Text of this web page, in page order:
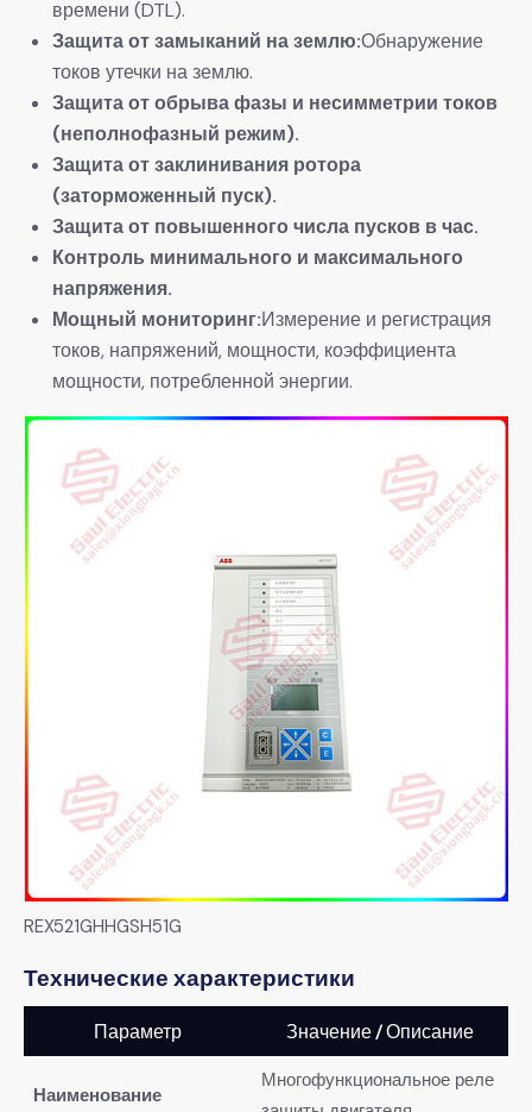
времени (DTL).
Защита от замыканий на землю:Обнаружение
токов утечки на землю.
Защита от обрыва фазы и несимметрии токов
(неполнофазный режим).
Защита от заклинивания ротора
(заторможенный пуск).
Защита от повышенного числа пусков в час.
Контроль минимального и максимального
напряжения.
Мощный мониторинг:Измерение и регистрация
токов, напряжений, мощности, коэффициента
мощности, потребленной энергии.
REX521GHHGSH51G
Технические характеристики
Параметр Значение / Описание
Наименование
Многофункциональное реле